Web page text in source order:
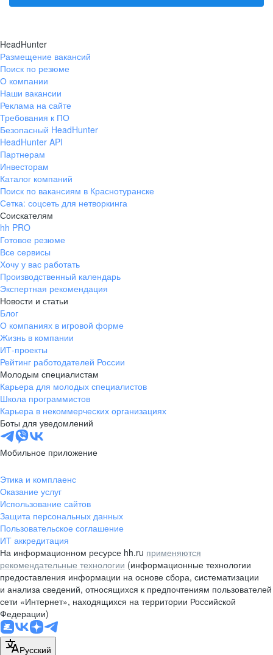
HeadHunter
Размещение вакансий
Поиск по резюме
О компании
Наши вакансии
Реклама на сайте
Требования к ПО
Безопасный HeadHunter
HeadHunter API
Партнерам
Инвесторам
Каталог компаний
Поиск по вакансиям в Краснотуранске
Сетка: соцсеть для нетворкинга
Соискателям
hh PRO
Готовое резюме
Все сервисы
Хочу у вас работать
Производственный календарь
Экспертная рекомендация
Новости и статьи
Блог
О компаниях в игровой форме
Жизнь в компании
ИТ-проекты
Рейтинг работодателей России
Молодым специалистам
Карьера для молодых специалистов
Школа программистов
Карьера в некоммерческих организациях
Боты для уведомлений
Мобильное приложение
Этика и комплаенс
Оказание услуг
Использование сайтов
Защита персональных данных
Пользовательское соглашение
ИТ аккредитация
На информационном ресурсе hh.ru применяются
рекомендательные технологии (информационные технологии
предоставления информации на основе сбора, систематизации
и анализа сведений, относящихся к предпочтениям пользователей
сети «Интернет», находящихся на территории Российской
Федерации)
Русский